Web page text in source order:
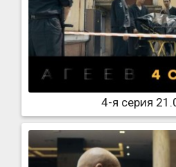
4-я серия